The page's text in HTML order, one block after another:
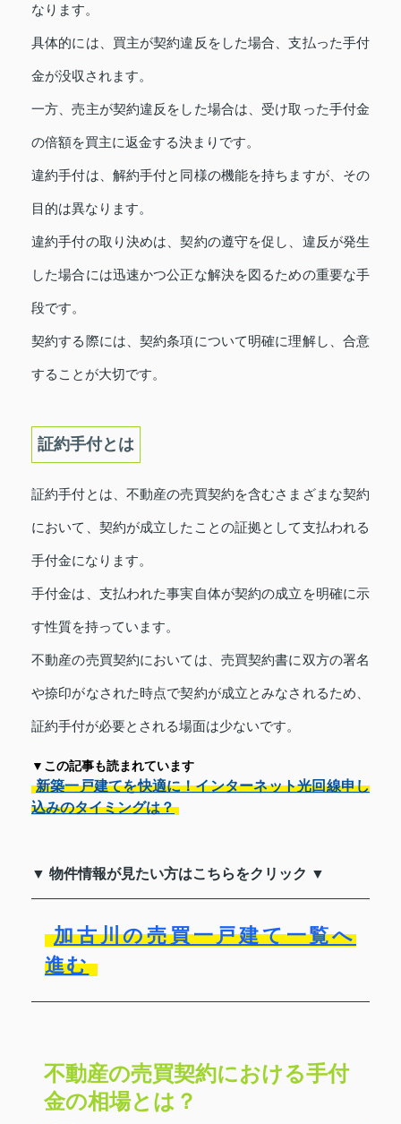
なります。
具体的には、買主が契約違反をした場合、支払った手付
金が没収されます。
一方、売主が契約違反をした場合は、受け取った手付金
の倍額を買主に返金する決まりです。
違約手付は、解約手付と同様の機能を持ちますが、その
目的は異なります。
違約手付の取り決めは、契約の遵守を促し、違反が発生
した場合には迅速かつ公正な解決を図るための重要な手
段です。
契約する際には、契約条項について明確に理解し、合意
することが大切です。
証約手付とは
証約手付とは、不動産の売買契約を含むさまざまな契約
において、契約が成立したことの証拠として支払われる
手付金になります。
手付金は、支払われた事実自体が契約の成立を明確に示
す性質を持っています。
不動産の売買契約においては、売買契約書に双方の署名
や捺印がなされた時点で契約が成立とみなされるため、
証約手付が必要とされる場面は少ないです。
▼この記事も読まれています
新築一戸建てを快適に！インターネット光回線申し
込みのタイミングは？
▼ 物件情報が見たい方はこちらをクリック ▼
加古川の売買一戸建て一覧へ
進む
不動産の売買契約における手付
金の相場とは？